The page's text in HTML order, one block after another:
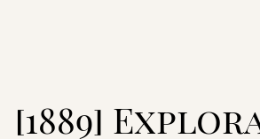
[1889]